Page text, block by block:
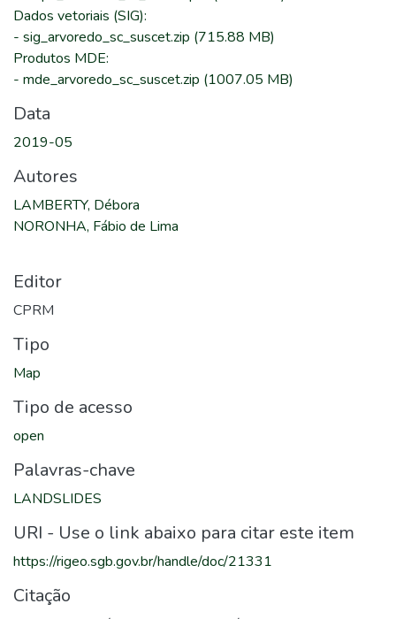
Dados vetoriais (SIG):
- sig_arvoredo_sc_suscet.zip (715.88 MB)
Produtos MDE:
- mde_arvoredo_sc_suscet.zip (1007.05 MB)
Data
2019-05
Autores
LAMBERTY, Débora
NORONHA, Fábio de Lima
Editor
CPRM
Tipo
Map
Tipo de acesso
open
Palavras-chave
LANDSLIDES
URI - Use o link abaixo para citar este item
https://rigeo.sgb.gov.br/handle/doc/21331
Citação